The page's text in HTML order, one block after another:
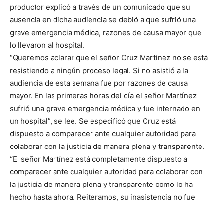
productor explicó a través de un comunicado que su
ausencia en dicha audiencia se debió a que sufrió una
grave emergencia médica, razones de causa mayor que
lo llevaron al hospital.
“Queremos aclarar que el señor Cruz Martínez no se está
resistiendo a ningún proceso legal. Si no asistió a la
audiencia de esta semana fue por razones de causa
mayor. En las primeras horas del día el señor Martínez
sufrió una grave emergencia médica y fue internado en
un hospital”, se lee. Se especificó que Cruz está
dispuesto a comparecer ante cualquier autoridad para
colaborar con la justicia de manera plena y transparente.
“El señor Martínez está completamente dispuesto a
comparecer ante cualquier autoridad para colaborar con
la justicia de manera plena y transparente como lo ha
hecho hasta ahora. Reiteramos, su inasistencia no fue